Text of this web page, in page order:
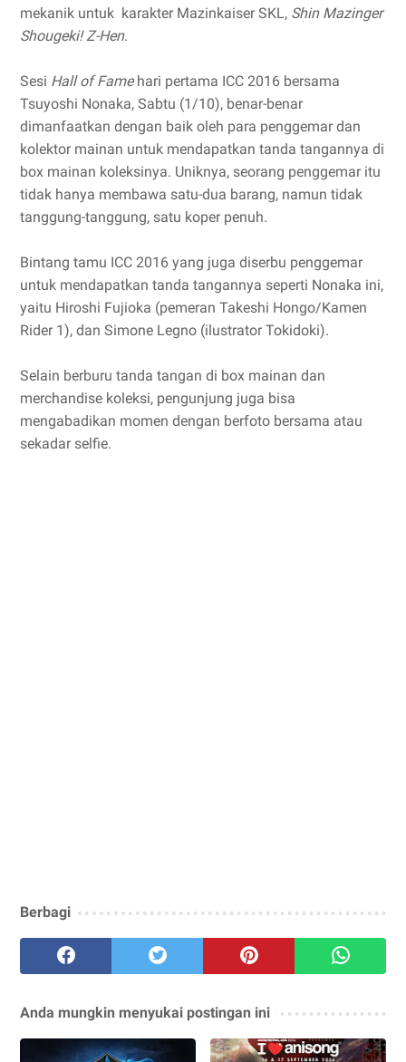
mekanik untuk karakter Mazinkaiser SKL, Shin Mazinger
Shougeki! Z-Hen.
Sesi Hall of Famehari pertama ICC 2016 bersama
Tsuyoshi Nonaka, Sabtu (1/10), benar-benar
dimanfaatkan dengan baik oleh para penggemar dan
kolektor mainan untuk mendapatkan tanda tangannya di
box mainan koleksinya. Uniknya, seorang penggemar itu
tidak hanya membawa satu-dua barang, namun tidak
tanggung-tanggung, satu koper penuh.
Bintang tamu ICC 2016 yang juga diserbu penggemar
untuk mendapatkan tanda tangannya seperti Nonaka ini,
yaitu Hiroshi Fujioka (pemeran Takeshi Hongo/Kamen
Rider 1), dan Simone Legno (ilustrator Tokidoki).
Selain berburu tanda tangan di box mainan dan
merchandise koleksi, pengunjung juga bisa
mengabadikan momen dengan berfoto bersama atau
sekadar selfie.
Berbagi
Anda mungkin menyukai postingan ini